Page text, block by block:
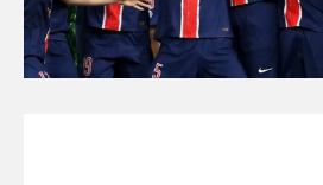
BEAUTY UNIVERSE
PORTRAITS